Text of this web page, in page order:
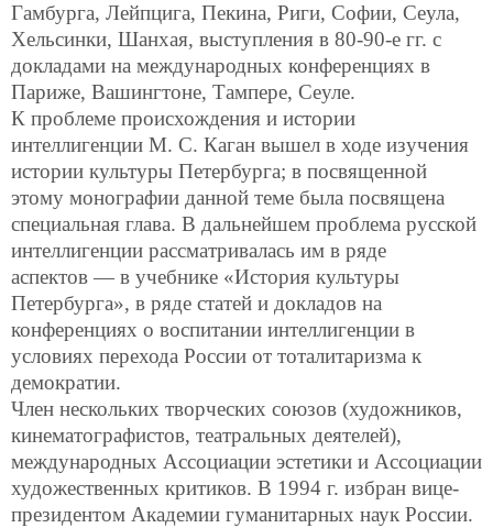
Гамбурга, Лейпцига, Пекина, Риги, Софии, Сеула,
Хельсинки, Шанхая, выступления в 80-90-е гг. с
докладами на международных конференциях в
Париже, Вашингтоне, Тампере, Сеуле.
К проблеме происхождения и истории
интеллигенции М. С. Каган вышел в ходе изучения
истории культуры Петербурга; в посвященной
этому монографии данной теме была посвящена
специальная глава. В дальнейшем проблема русской
интеллигенции рассматривалась им в ряде
аспектов — в учебнике «История культуры
Петербурга», в ряде статей и докладов на
конференциях о воспитании интеллигенции в
условиях перехода России от тоталитаризма к
демократии.
Член нескольких творческих союзов (художников,
кинематографистов, театральных деятелей),
международных Ассоциации эстетики и Ассоциации
художественных критиков. В 1994 г. избран вице-
президентом Академии гуманитарных наук России.